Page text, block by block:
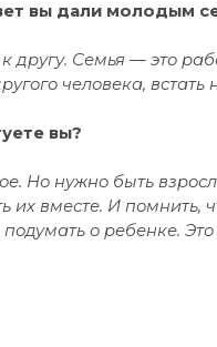
вы дали молодым
другу. Семья — это
человека,
вы?
Но нужно быть
вместе. И помнить,
о ребенке.